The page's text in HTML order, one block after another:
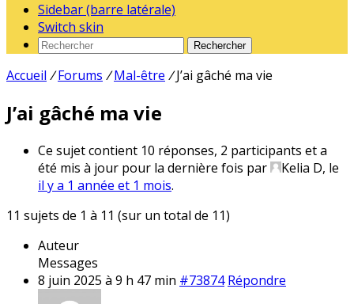
Sidebar (barre latérale)
Switch skin
Rechercher
Accueil / Forums / Mal-être / J’ai gâché ma vie
J’ai gâché ma vie
Ce sujet contient 10 réponses, 2 participants et a
été mis à jour pour la dernière fois par
Kelia D, le
il y a 1 année et 1 mois.
11 sujets de 1 à 11 (sur un total de 11)
Auteur
Messages
8 juin 2025 à 9 h 47 min #73874 Répondre